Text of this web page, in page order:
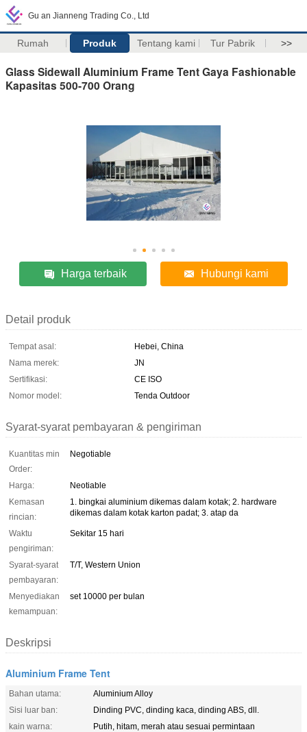
Gu an Jianneng Trading Co., Ltd
Rumah Produk Tentang kami Tur Pabrik >>
Glass Sidewall Aluminium Frame Tent Gaya Fashionable
Kapasitas 500-700 Orang
Harga terbaik Hubungi kami
Detail produk
Tempat asal:
Hebei, China
Nama merek:
JN
Sertifikasi:
CE ISO
Nomor model:
Tenda Outdoor
Syarat-syarat pembayaran & pengiriman
Kuantitas min
Order:
Negotiable
Harga:
Neotiable
Kemasan
rincian:
1. bingkai aluminium dikemas dalam kotak; 2. hardware
dikemas dalam kotak karton padat; 3. atap da
Waktu
pengiriman:
Sekitar 15 hari
Syarat-syarat
pembayaran:
T/T, Western Union
Menyediakan
kemampuan:
set 10000 per bulan
Deskripsi
Aluminium Frame Tent
Bahan utama:
Aluminium Alloy
Sisi luar ban:
Dinding PVC, dinding kaca, dinding ABS, dll.
kain warna:
Putih, hitam, merah atau sesuai permintaan